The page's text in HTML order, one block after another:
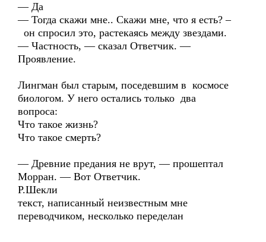
— Да
— Тогда скажи мне.. Скажи мне, что я есть? –
он спросил это, растекаясь между звездами.
— Частность, — сказал Ответчик. —
Проявление.
Лингман был старым, поседевшим в космосе
биологом. У него остались только два
вопроса:
Что такое жизнь?
Что такое смерть?
— Древние предания не врут, — прошептал
Морран. — Вот Ответчик.
Р.Шекли
текст, написанный неизвестным мне
переводчиком, несколько переделан